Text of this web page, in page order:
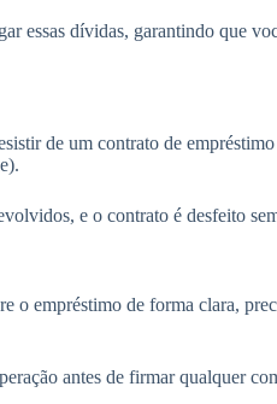
essas dívidas, garantindo que
de um contrato de
e o contrato é desfeito
o empréstimo de forma clara,
antes de firmar qualquer